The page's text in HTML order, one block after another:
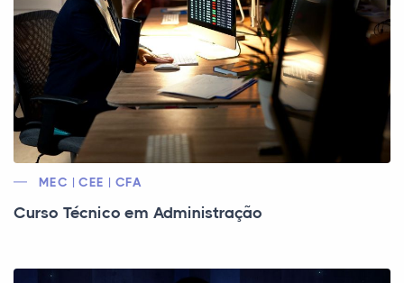
MEC | CEE | CFA
Curso Técnico em Administração